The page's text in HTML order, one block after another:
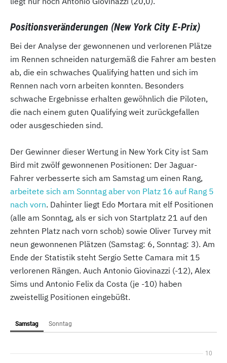
Positionsveränderungen (New York City E-Prix)
Bei der Analyse der gewonnenen und verlorenen Plätze
im Rennen schneiden naturgemäß die Fahrer am besten
ab, die ein schwaches Qualifying hatten und sich im
Rennen nach vorn arbeiten konnten. Besonders
schwache Ergebnisse erhalten gewöhnlich die Piloten,
die nach einem guten Qualifying weit zurückgefallen
oder ausgeschieden sind.
Der Gewinner dieser Wertung in New York City ist Sam
Bird mit zwölf gewonnenen Positionen: Der Jaguar-
Fahrer verbesserte sich am Samstag um einen Rang,
arbeitete sich am Sonntag aber von Platz 16 auf Rang 5
nach vorn. Dahinter liegt Edo Mortara mit elf Positionen
(alle am Sonntag, als er sich von Startplatz 21 auf den
zehnten Platz nach vorn schob) sowie Oliver Turvey mit
neun gewonnenen Plätzen (Samstag: 6, Sonntag: 3). Am
Ende der Statistik steht Sergio Sette Camara mit 15
verlorenen Rängen. Auch Antonio Giovinazzi (-12), Alex
Sims und Antonio Felix da Costa (je -10) haben
zweistellig Positionen eingebüßt.